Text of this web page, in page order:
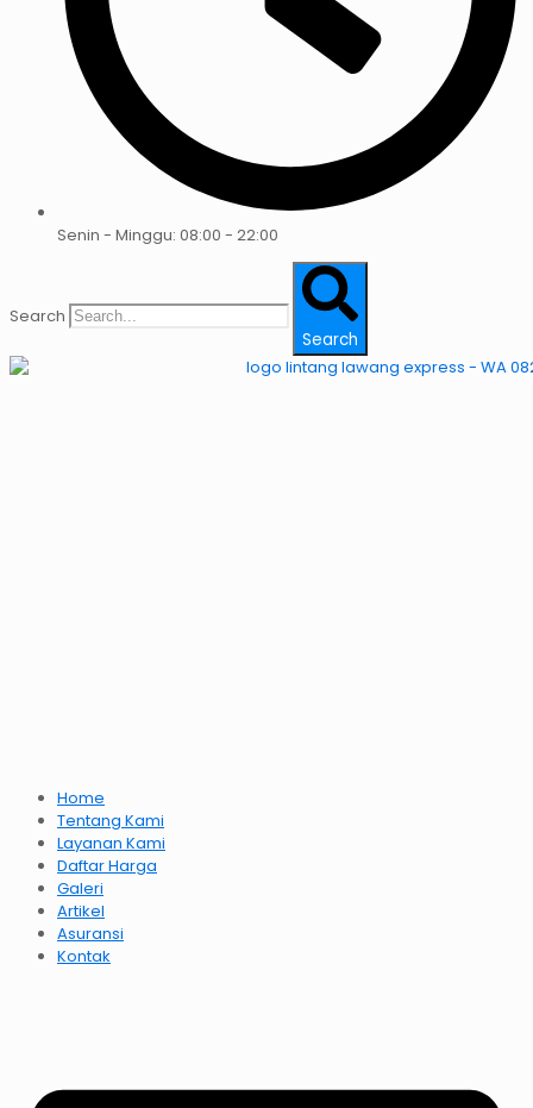
Senin - Minggu: 08:00 - 22:00
Search
Search
Home
Tentang Kami
Layanan Kami
Daftar Harga
Galeri
Artikel
Asuransi
Kontak